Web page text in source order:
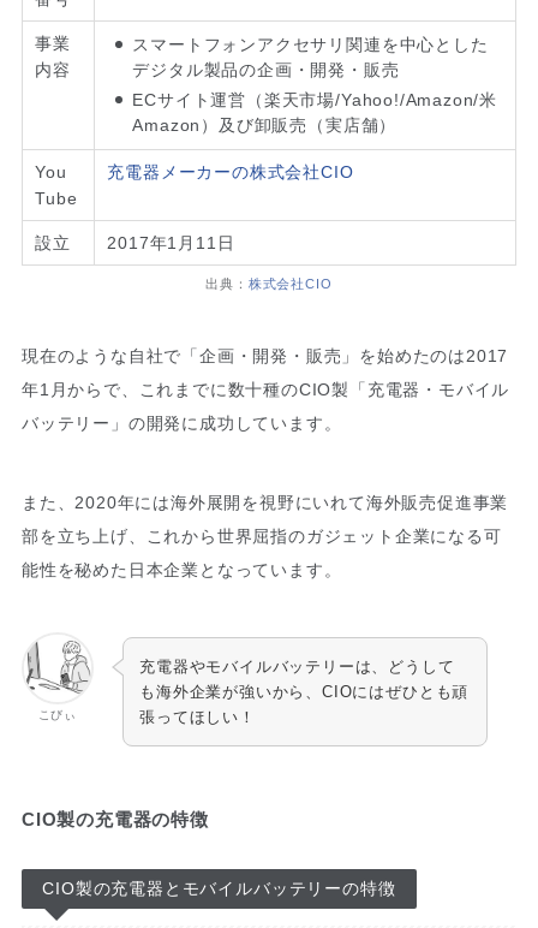
事業
内容
スマートフォンアクセサリ関連を中心とした
デジタル製品の企画・開発・販売
ECサイト運営（楽天市場/Yahoo!/Amazon/米
Amazon）及び卸販売（実店舗）
You
Tube
充電器メーカーの株式会社CIO
設立 2017年1月11日
出典： 株式会社CIO
現在のような自社で「企画・開発・販売」を始めたのは2017
年1月からで、これまでに数十種のCIO製「充電器・モバイル
バッテリー」の開発に成功しています。
また、2020年には海外展開を視野にいれて海外販売促進事業
部を立ち上げ、これから世界屈指のガジェット企業になる可
能性を秘めた日本企業となっています。
こびぃ
充電器やモバイルバッテリーは、どうして
も海外企業が強いから、CIOにはぜひとも頑
張ってほしい！
CIO製の充電器の特徴
CIO製の充電器とモバイルバッテリーの特徴